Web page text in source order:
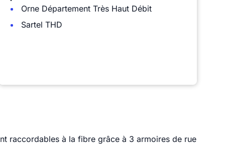
Orne Département Très Haut Débit
Sartel THD
raccordables à la fibre grâce à 3 armoires de rue